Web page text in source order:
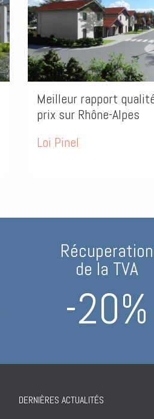
Meilleur rapport qualité-
prix sur Rhône-Alpes
Loi Pinel
Récuperation
de la TVA
-20%
DERNIÈRES ACTUALITÉS